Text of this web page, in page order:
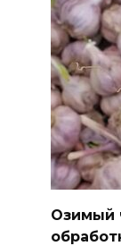
Озимый